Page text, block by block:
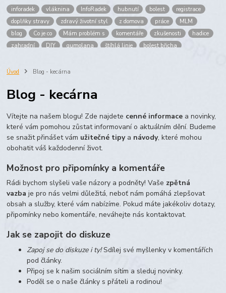
inforadek vláknina InfoRadek hubnutí bolest
registrace
doplňky stravy
zdravý životní styl z domova práce
MLM
blog
Co je co Mám problém s komentáře zkušenosti
hadice
zahradní
DIY gumolana štíhlá linie
bolest břicha
Prokloub
Vláknina
maltodextrin
škrob skrob
Úvod Blog - kecárna
Blog - kecárna
Vítejte na našem blogu! Zde najdete cenné informace a novinky,
které vám pomohou zůstat informovaní o aktuálním dění. Budeme
se snažit přinášet vám užitečné tipya návody, které mohou
obohatit váš každodenní život.
Možnost pro připomínky a komentáře
Rádi bychom slyšeli vaše názory a podněty! Vaše zpětná
vazba je pro nás velmi důležitá, neboť nám pomáhá zlepšovat
obsah a služby, které vám nabízíme. Pokud máte jakékoliv dotazy,
připomínky nebo komentáře, neváhejte nás kontaktovat.
Jak se zapojit do diskuze
Zapoj se do diskuze i ty!Sdílej své myšlenky v komentářích
pod články.
Připoj se k našim sociálním sítím a sleduj novinky.
Poděl se o naše články s přáteli a rodinou!